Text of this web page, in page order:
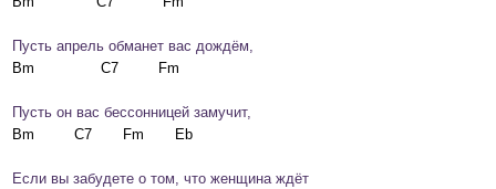
Пусть апрель обманет вас дождём,
Пусть он вас бессонницей замучит,
Если вы забудете о том, что женщина ждёт